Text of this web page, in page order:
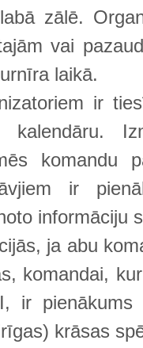
zālē.
vai
laikā.
ir
kalendāru.
komandu
ir
informāciju
ja abu
komandai,
ir pienākums
krāsas